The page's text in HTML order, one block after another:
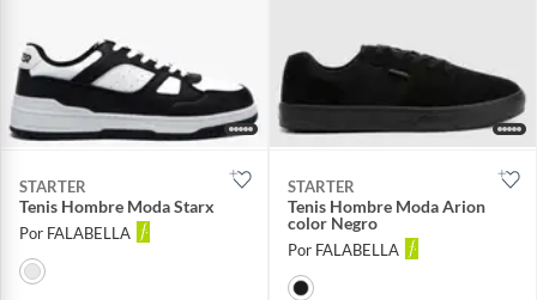
STARTER
Tenis Hombre Moda Starx
Por FALABELLA
STARTER
Tenis Hombre Moda Arion
color Negro
Por FALABELLA